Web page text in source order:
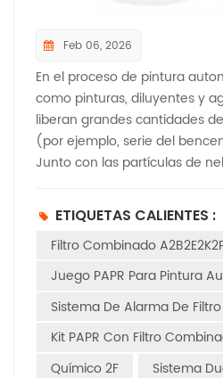
Feb 06, 2026
En el proceso de pintura
como pinturas, diluyentes y
liberan grandes cantidades
(por ejemplo, serie del
Junto con las partículas de
individual (EPI), los cartuchos
purificadores de aire (APR)
directamente la seguridad
continuación, se presenta un
Funciones principales y
Riesgos clave en la pintura
ETIQUETAS CALIENTES :
Filtro Combinado
Juego PAPR Para Pintura
Sistema De Alarma De
Kit PAPR Con Filtro
Químico 2F
Sistema